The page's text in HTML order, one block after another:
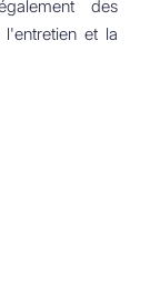
des
et la